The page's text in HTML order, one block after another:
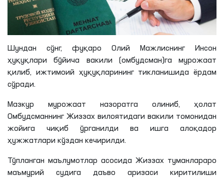
Шундан сўнг, фуқаро Олий Мажлиснинг Инсон
ҳуқуқлари бўйича вакили (омбудсман)га мурожаат
қилиб, ижтимоий ҳуқуқларининг тикланишида ёрдам
сўради.
Мазкур мурожаат назоратга олиниб, ҳолат
Омбудсманнинг Жиззах вилоятидаги вакили томонидан
жойига чиқиб ўрганилди ва ишга алоқадор
ҳужжатлари кўздан кечирилди.
Тўпланган маълумотлар асосида Жиззах туманлараро
маъмурий судига даъво аризаси киритилиши